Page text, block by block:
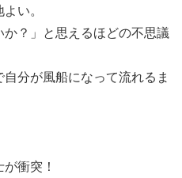
い。
か？」と思えるほどの不思議
分が風船になって流れるま
衝突！